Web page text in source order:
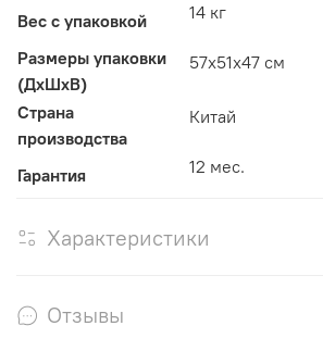
Вес с упаковкой 14 кг
Размеры упаковки
(ДxШxВ)
57x51x47 см
Страна
производства
Китай
Гарантия 12 мес.
Характеристики
Отзывы